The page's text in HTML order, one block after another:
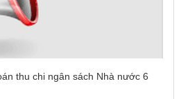
thu chi ngân sách Nhà nước 6